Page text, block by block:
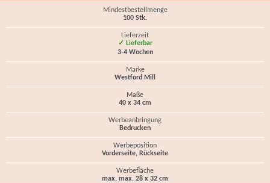
Mindestbestellmenge
100 Stk.
Lieferzeit
✓ Lieferbar
3-4 Wochen
Marke
Westford Mill
Maße
40 x 34 cm
Werbeanbringung
Bedrucken
Werbeposition
Vorderseite, Rückseite
Werbefläche
max. max. 28 x 32 cm